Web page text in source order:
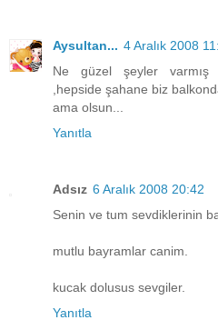
Aysultan... 4 Aralık 2008
Ne güzel şeyler varmış
,hepside şahane biz
ama olsun...
Yanıtla
Adsız 6 Aralık 2008 20:42
Senin ve tum sevdiklerinin
mutlu bayramlar canim.
kucak dolusus sevgiler.
Yanıtla